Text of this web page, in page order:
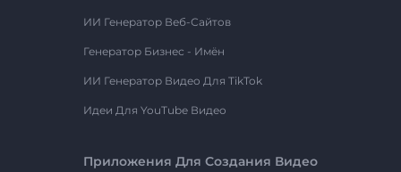
ИИ Генератор Веб-Сайтов
Генератор Бизнес - Имён
ИИ Генератор Видео Для TikTok
Идеи Для YouTube Видео
Приложения Для Создания Видео